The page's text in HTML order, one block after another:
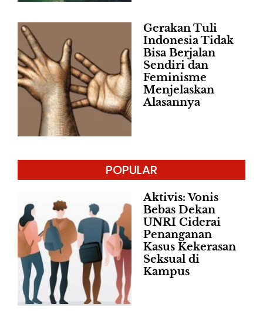
Gerakan Tuli
Indonesia Tidak
Bisa Berjalan
Sendiri dan
Feminisme
Menjelaskan
Alasannya
POPULAR
Aktivis: Vonis
Bebas Dekan
UNRI Ciderai
Penanganan
Kasus Kekerasan
Seksual di
Kampus